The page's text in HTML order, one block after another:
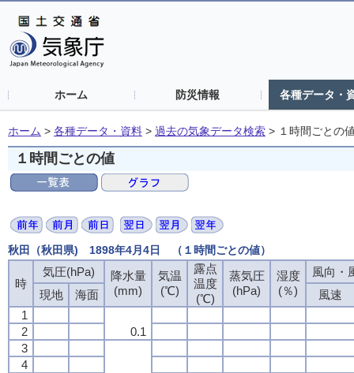
ホーム 防災情報 各種データ・
ホーム > 各種データ・資料 > 過去の気象データ検索 > １時間ごとの
１時間ごとの値
秋田（秋田県) 1898年4月4日 （１時間ごとの値）
時
気圧(hPa)
降水量
(mm)
気温
(℃)
露点
温度
(℃)
蒸気圧
(hPa)
湿度
(％)
風向・
現地
海面
風速
1
0.1
2
3
4